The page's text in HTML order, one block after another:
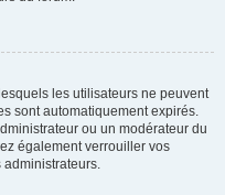
les utilisateurs ne peuvent
sont automatiquement expirés.
ou un modérateur du
également verrouiller vos
administrateurs.